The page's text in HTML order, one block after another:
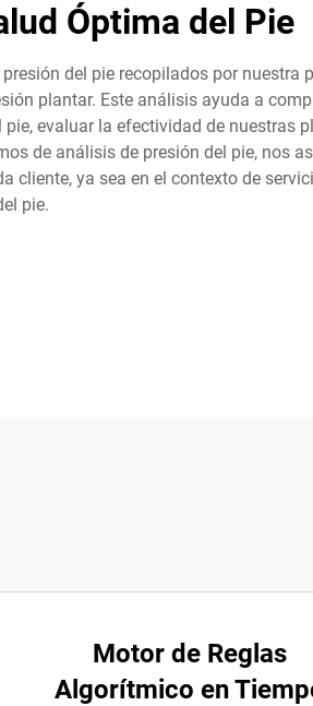
Óptima del Pie
del pie recopilados por nuestra
plantar. Este análisis ayuda a
evaluar la efectividad de nuestras
de análisis de presión del pie, nos
cliente, ya sea en el contexto de
pie.
Motor de Reglas
Algorítmico en